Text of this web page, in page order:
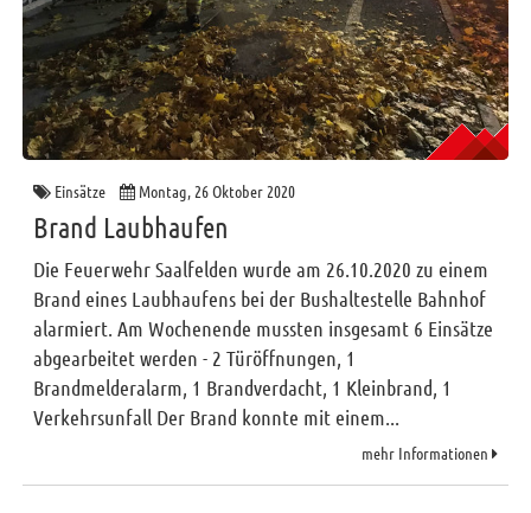
Einsätze Montag, 26 Oktober 2020
Brand Laubhaufen
Die Feuerwehr Saalfelden wurde am 26.10.2020 zu einem
Brand eines Laubhaufens bei der Bushaltestelle Bahnhof
alarmiert. Am Wochenende mussten insgesamt 6 Einsätze
abgearbeitet werden - 2 Türöffnungen, 1
Brandmelderalarm, 1 Brandverdacht, 1 Kleinbrand, 1
Verkehrsunfall Der Brand konnte mit einem...
mehr Informationen